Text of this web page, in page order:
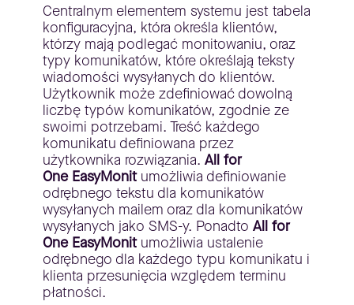
Centralnym elementem systemu jest tabela
konfiguracyjna, która określa klientów,
którzy mają podlegać monitowaniu, oraz
typy komunikatów, które określają teksty
wiadomości wysyłanych do klientów.
Użytkownik może zdefiniować dowolną
liczbę typów komunikatów, zgodnie ze
swoimi potrzebami. Treść każdego
komunikatu definiowana przez
użytkownika rozwiązania. All for
One EasyMonitumożliwia definiowanie
odrębnego tekstu dla komunikatów
wysyłanych mailem oraz dla komunikatów
wysyłanych jako SMS-y. Ponadto All for
One EasyMonitumożliwia ustalenie
odrębnego dla każdego typu komunikatu i
klienta przesunięcia względem terminu
płatności.